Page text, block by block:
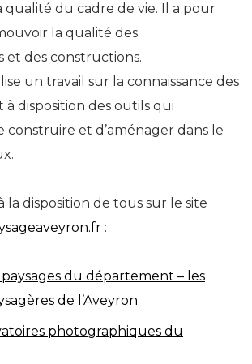
qualité du cadre de vie. Il a pour
la qualité des
et des constructions.
un travail sur la connaissance des
à disposition des outils qui
et d’aménager dans le
la disposition de tous sur le site
:
paysages du département – les
de l’Aveyron.
photographiques du